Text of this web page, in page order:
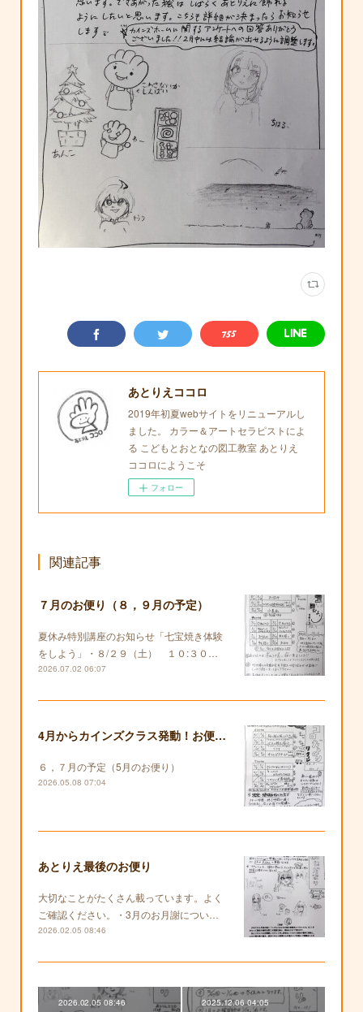
あとりえココロ
2019年初夏webサイトをリニューアルし
ました。 カラー＆アートセラピストによ
る こどもとおとなの図工教室 あとりえ
ココロにようこそ
フォロー
関連記事
７月のお便り（８，９月の予定）
夏休み特別講座のお知らせ「七宝焼き体験
をしよう」・８/２９（土） １０:３０…
2026.07.02 06:07
4月からカインズクラス発動！お便りも復活します！
６，７月の予定（5月のお便り）
2026.05.08 07:04
あとりえ最後のお便り
大切なことがたくさん載っています。よく
ご確認ください。・3月のお月謝につい…
2026.02.05 08:46
2026.02.05 08:46 2025.12.06 04:05